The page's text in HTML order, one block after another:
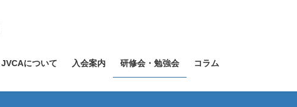
JVCAについて 入会案内 研修会・勉強会 コラム